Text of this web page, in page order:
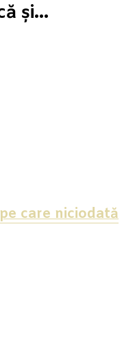
și...
care niciodată